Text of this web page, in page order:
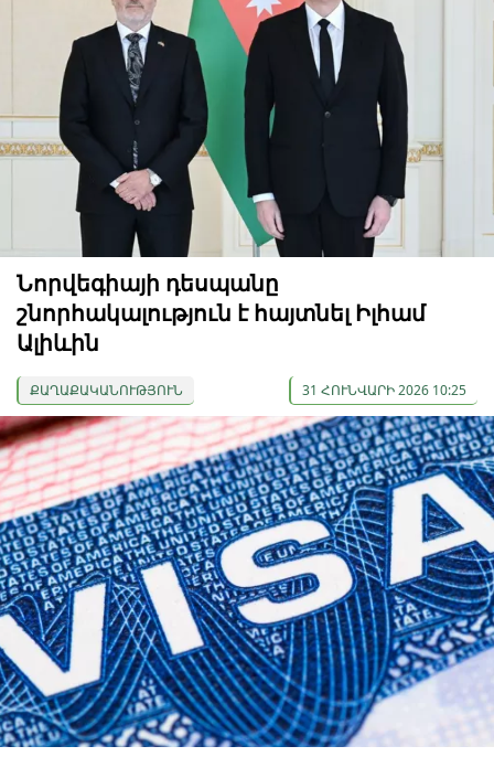
Նորվեգիայի դեսպանը
շնորհակալություն է հայտնել Իլհամ
Ալիևին
ՔԱՂԱՔԱԿԱՆՈՒԹՅՈՒՆ 31 ՀՈՒՆՎԱՐԻ 2026 10:25